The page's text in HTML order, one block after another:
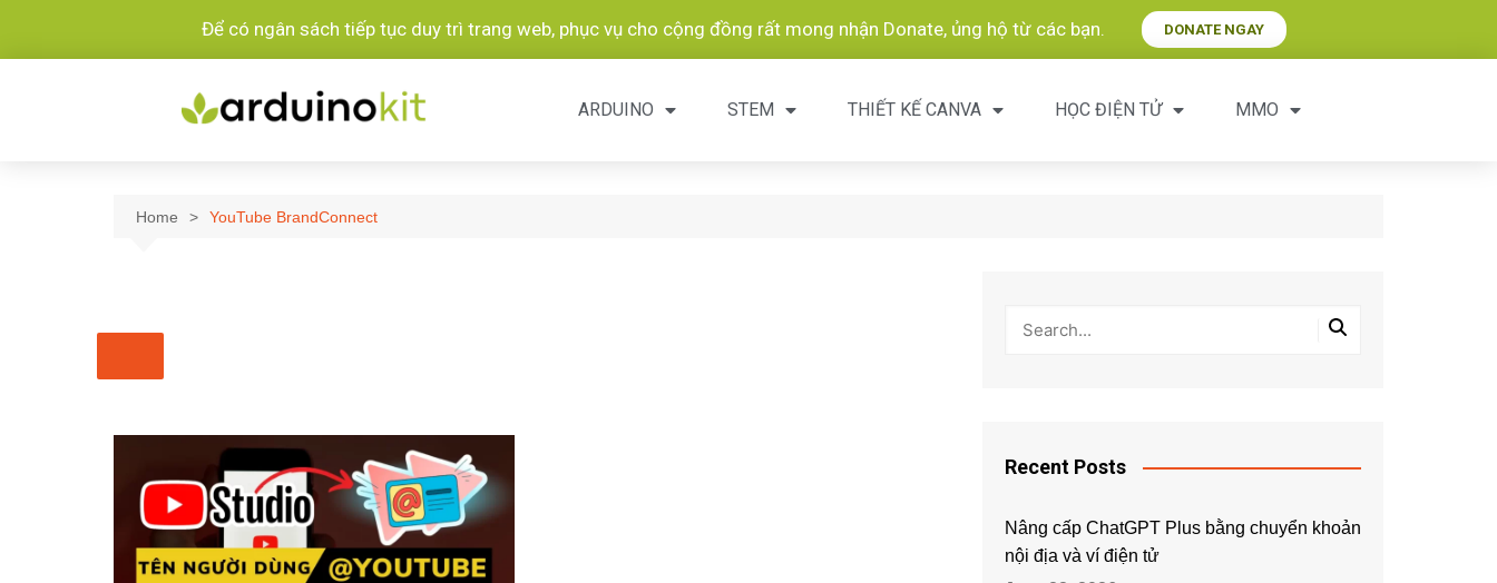
Để có ngân sách tiếp tục duy trì trang web, phục vụ cho cộng đồng rất mong nhận Donate, ủng hộ từ các bạn.​ DONATE NGAY
ARDUINO STEM THIẾT KẾ CANVA HỌC ĐIỆN TỬ MMO
Home YouTube BrandConnect
Recent Posts
Nâng cấp ChatGPT Plus bằng chuyển khoản
nội địa và ví điện tử